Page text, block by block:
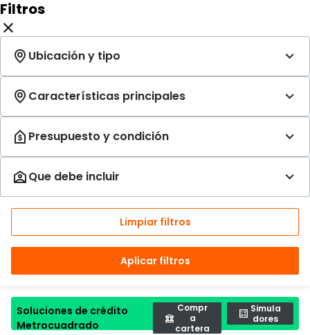
Filtros
Limpiar filtros
Aplicar filtros
Soluciones de crédito
Metrocuadrado
Compr
a
cartera
Simula
dores